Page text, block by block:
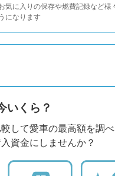
気に入りの保存や燃費記録など様
になります
いくら？
して愛車の最高額を調
資金にしませんか？